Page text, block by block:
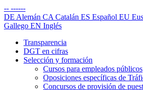
-- ------
DE Alemán CA Catalán ES Español EU
Gallego EN Inglés
Transparencia
DGT en cifras
Selección y formación
Cursos para empleados públicos
Oposiciones específicas de
Concursos de provisión de